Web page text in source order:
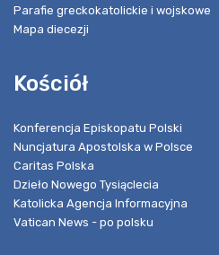
Parafie greckokatolickie i wojskowe
Mapa diecezji
Kościół
Konferencja Episkopatu Polski
Nuncjatura Apostolska w Polsce
Caritas Polska
Dzieło Nowego Tysiąclecia
Katolicka Agencja Informacyjna
Vatican News - po polsku